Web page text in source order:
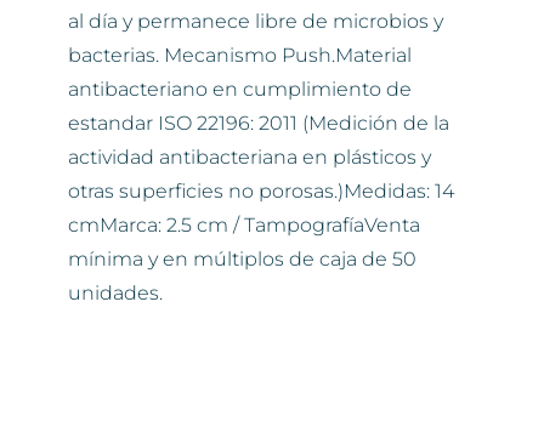
al día y permanece libre de microbios y
bacterias. Mecanismo Push.Material
antibacteriano en cumplimiento de
estandar ISO 22196: 2011 (Medición de la
actividad antibacteriana en plásticos y
otras superficies no porosas.)Medidas: 14
cmMarca: 2.5 cm / TampografíaVenta
mínima y en múltiplos de caja de 50
unidades.